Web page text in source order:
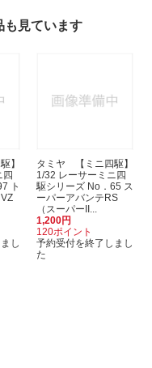
も見ています
】
四
ト
し
タミヤ 【ミニ四駆】
1/32 レーサーミニ四
駆シリーズ No．65 ス
ーパーアバンテRS
（スーパーII...
1,200円
120ポイント
予約受付を終了しまし
た